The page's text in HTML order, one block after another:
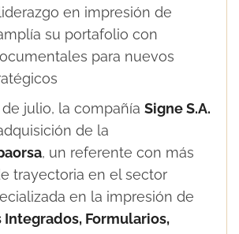
en impresión de
su portafolio con
para nuevos
de julio, la compañía Signe S.A.
de la
, un referente con más
trayectoria en el sector
en la impresión de
Formularios,